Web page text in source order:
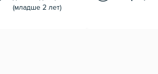
(младше 2 лет)